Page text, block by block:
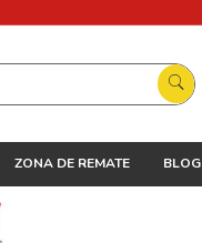
ZONA DE REMATE BLOG